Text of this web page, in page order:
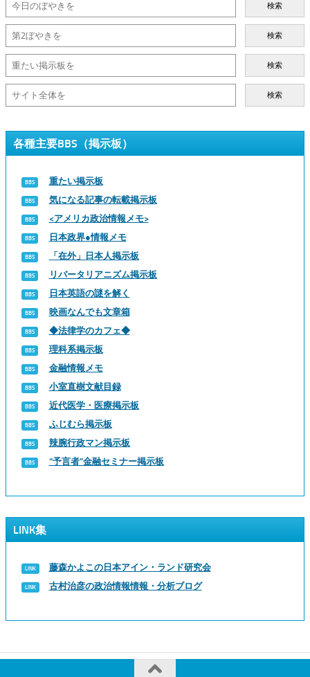
検索
検索
検索
検索
各種主要BBS（掲示板）
重たい掲示板
気になる記事の転載掲示板
<アメリカ政治情報メモ>
日本政界●情報メモ
「在外」日本人掲示板
リバータリアニズム掲示板
日本英語の謎を解く
映画なんでも文章箱
◆法律学のカフェ◆
理科系掲示板
金融情報メモ
小室直樹文献目録
近代医学・医療掲示板
ふじむら掲示板
辣腕行政マン掲示板
“予言者”金融セミナー掲示板
LINK集
藤森かよこの日本アイン・ランド研究会
古村治彦の政治情報情報・分析ブログ